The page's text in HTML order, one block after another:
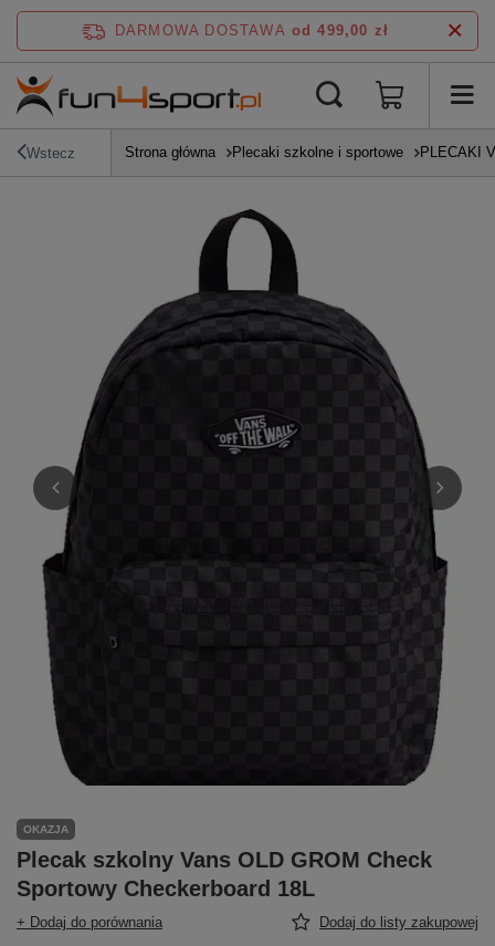
DARMOWA DOSTAWA od 499,00 zł
Wstecz Strona główna Plecaki szkolne i sportowe PLECAKI
OKAZJA
Plecak szkolny Vans OLD GROM Check
Sportowy Checkerboard 18L
+ Dodaj do porównania Dodaj do listy zakupowej